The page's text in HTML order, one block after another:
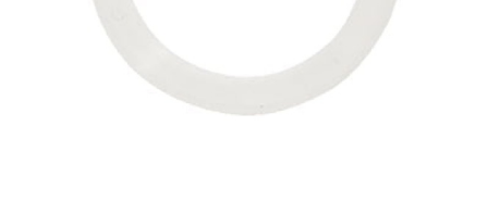
IMARC TAG SILENCER LARGE CIRCLE
Login for at se priser